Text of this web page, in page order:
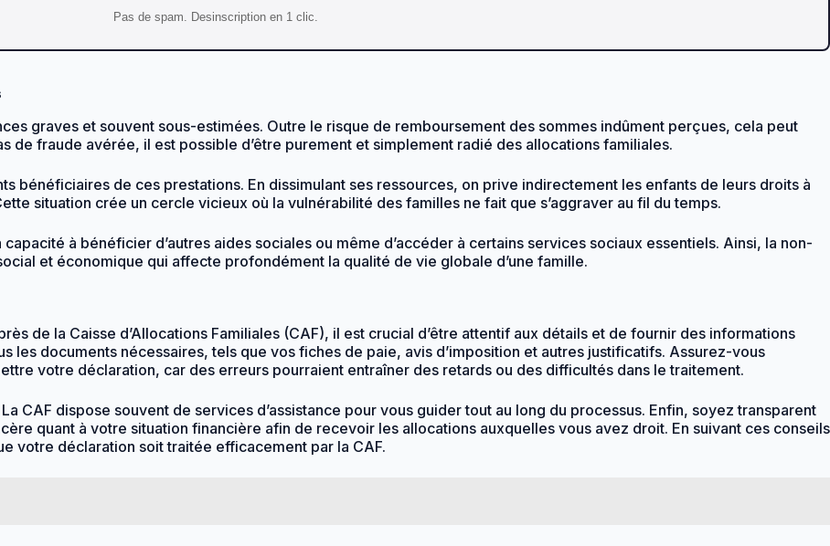
Pas de spam. Desinscription en 1 clic.
graves et souvent sous-estimées. Outre le risque de remboursement des sommes indûment perçues, cela peut
de fraude avérée, il est possible d’être purement et simplement radié des allocations familiales.
bénéficiaires de ces prestations. En dissimulant ses ressources, on prive indirectement les enfants de leurs droits à
situation crée un cercle vicieux où la vulnérabilité des familles ne fait que s’aggraver au fil du temps.
à bénéficier d’autres aides sociales ou même d’accéder à certains services sociaux essentiels. Ainsi, la non-
et économique qui affecte profondément la qualité de vie globale d’une famille.
de la Caisse d’Allocations Familiales (CAF), il est crucial d’être attentif aux détails et de fournir des informations
les documents nécessaires, tels que vos fiches de paie, avis d’imposition et autres justificatifs. Assurez-vous
votre déclaration, car des erreurs pourraient entraîner des retards ou des difficultés dans le traitement.
CAF dispose souvent de services d’assistance pour vous guider tout au long du processus. Enfin, soyez transparent
quant à votre situation financière afin de recevoir les allocations auxquelles vous avez droit. En suivant ces conseils
votre déclaration soit traitée efficacement par la CAF.